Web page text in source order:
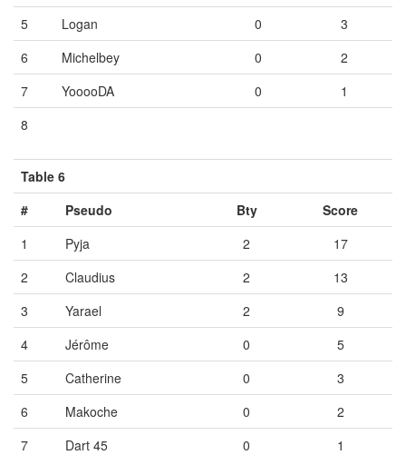
5 Logan 0
3
6
Michelbey 0
2
7
YooooDA 0
1
8
Table 6
#
Pseudo Bty
Score
1
Pyja 2
17
2
Claudius 2
13
3
Yarael 2
9
4
Jérôme 0
5
5
Catherine 0
3
6
Makoche 0
2
7
Dart 45 0
1